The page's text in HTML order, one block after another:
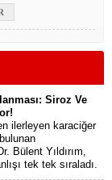
Siroz Ve
ilerleyen karaciğer
Bülent Yıldırım,
tek tek sıraladı.